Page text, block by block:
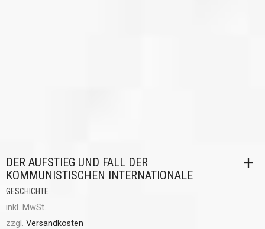
DER AUFSTIEG UND FALL DER
KOMMUNISTISCHEN INTERNATIONALE
GESCHICHTE
inkl. MwSt.
zzgl. Versandkosten